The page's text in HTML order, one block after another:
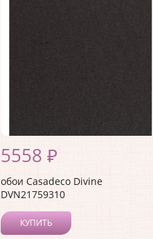
5558 ₽
обои Casadeco Divine
DVN21759310
КУПИТЬ